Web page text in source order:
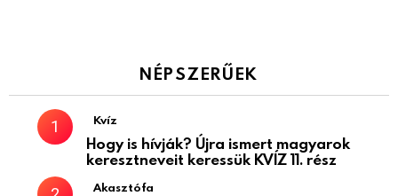
NÉPSZERŰEK
Kvíz
Hogy is hívják? Újra ismert magyarok
keresztneveit keressük KVÍZ 11. rész
Akasztófa